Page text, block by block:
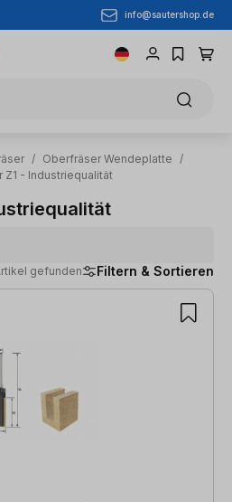
info@sautershop.de
/ Oberfräser Wendeplatte
/
Z1 - Industriequalität
gefunden Filtern & Sortieren